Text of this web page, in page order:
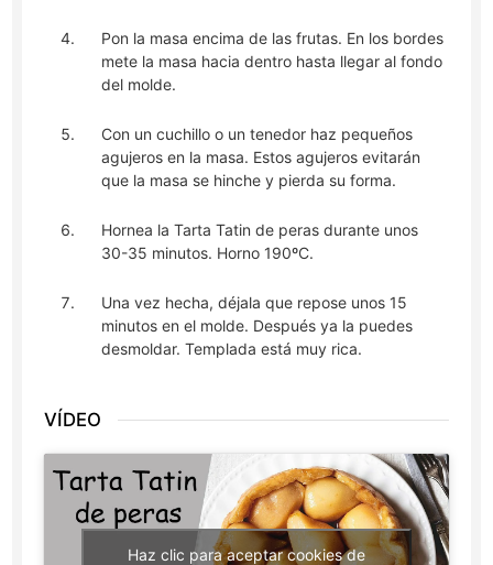
Pon la masa encima de las frutas. En los bordes
mete la masa hacia dentro hasta llegar al fondo
del molde.
Con un cuchillo o un tenedor haz pequeños
agujeros en la masa. Estos agujeros evitarán
que la masa se hinche y pierda su forma.
Hornea la Tarta Tatin de peras durante unos
30-35 minutos. Horno 190ºC.
Una vez hecha, déjala que repose unos 15
minutos en el molde. Después ya la puedes
desmoldar. Templada está muy rica.
VÍDEO
Haz clic para aceptar cookies de